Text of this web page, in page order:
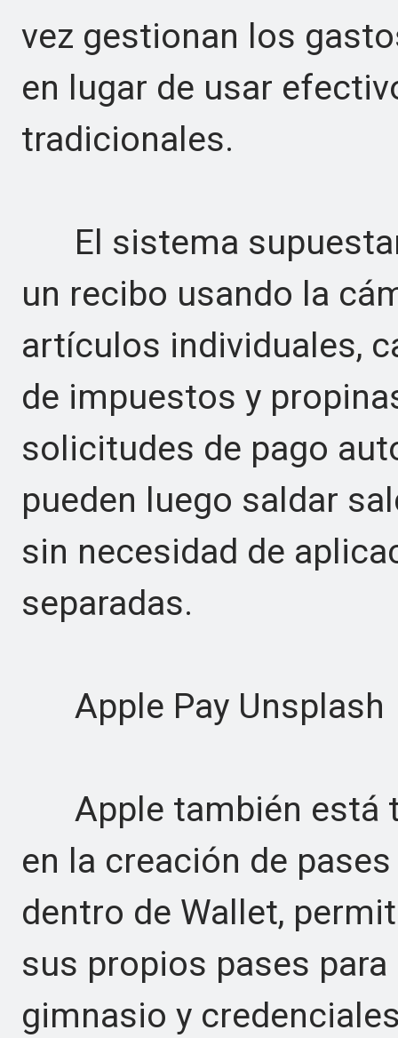
vez gestionan los
en lugar de usar
tradicionales.
El sistema
un recibo usando la
artículos individuales,
de impuestos y
solicitudes de pago
pueden luego saldar
sin necesidad de
separadas.
Apple Pay Unsplash
Apple también está
en la creación de
dentro de Wallet,
sus propios pases
gimnasio y